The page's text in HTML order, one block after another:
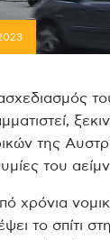
της
του
χρόνια
το σπίτι